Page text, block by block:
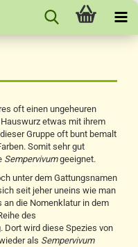
oft einen ungeheuren
etwas mit ihrem
Gruppe oft bunt bemalt
Somit sehr gut
Sempervivumgeeignet.
unter dem Gattungsnamen
seit jeher uneins wie man
an die Nomenklatur in dem
des
Dort wird diese Spezies von
als Sempervivum